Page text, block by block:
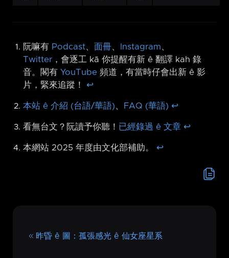
阮嘛有 Podcast、 面冊、 Instagram、
Twitter ，會逐工 kā 你提醒有新 ê 翻譯 kah 錄
音。閣有 YouTube 頻道，有當時仔會出新 ê 影
片，緊來追蹤！ ↩︎
本站 ê 介紹 (台語/華語)、 FAQ (華語) ↩︎
看無台文？阮讀予你聽！ 已經錄過 ê 文章 ↩︎
本網站 2025 年度由文化部補助。 ↩︎
昨昏 ê 圖：孤張感光 ê 仙女座星系